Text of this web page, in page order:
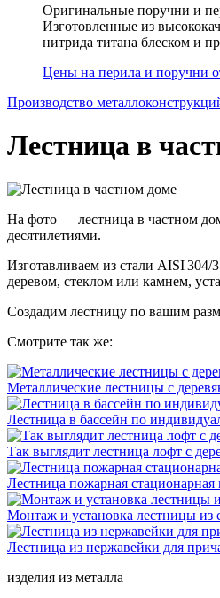
Оригинальные поручни и
Изготовленные из
нитрида титана блеском и
Цены на перила и поручни
Производство
Лестница в
На фото — лестница в частном
десятилетиями.
Изготавливаем из стали AISI
деревом, стеклом или камнем,
Создадим лестницу по вашим
Смотрите так же:
Металлические лестницы с
Лестница в бассейн по
Так выглядит лестница лофт с
Лестница пожарная
Монтаж и установка лестницы из
Лестница из нержавейки для
изделия из металла